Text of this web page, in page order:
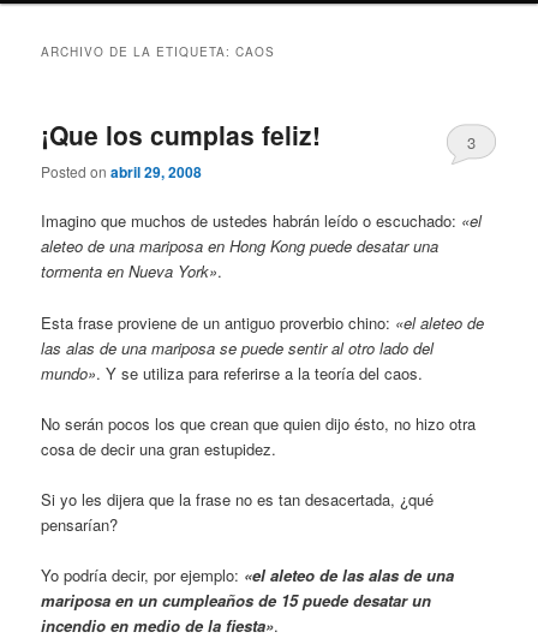
ARCHIVO DE LA ETIQUETA:CAOS
¡Que los cumplas feliz!
Posted onabril 29, 2008
3
Imagino que muchos de ustedes habrán leído o escuchado: «el
aleteo de una mariposa en Hong Kong puede desatar una
tormenta en Nueva York».
Esta frase proviene de un antiguo proverbio chino: «el aleteo de
las alas de una mariposa se puede sentir al otro lado del
mundo». Y se utiliza para referirse a la teoría del caos.
No serán pocos los que crean que quien dijo ésto, no hizo otra
cosa de decir una gran estupidez.
Si yo les dijera que la frase no es tan desacertada, ¿qué
pensarían?
Yo podría decir, por ejemplo: «el aleteo de las alas de una
mariposa en un cumpleaños de 15 puede desatar un
incendio en medio de la fiesta».